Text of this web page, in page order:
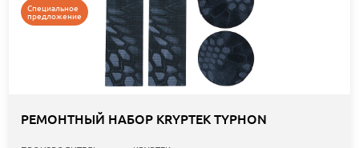
Специальное
предложение
РЕМОНТНЫЙ НАБОР KRYPTEK TYPHON